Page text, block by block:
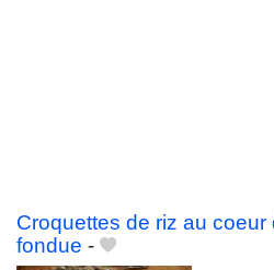
Croquettes de riz au coeur
fondue -